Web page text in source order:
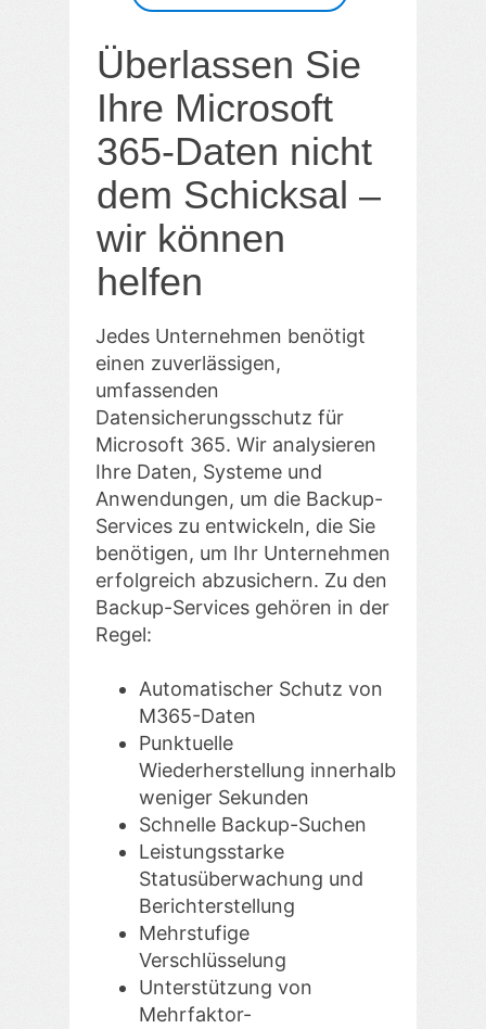
Jedes Unternehmen benötigt
einen zuverlässigen,
umfassenden
Datensicherungsschutz für
Microsoft 365. Wir analysieren
Ihre Daten, Systeme und
Anwendungen, um die Backup-
Services zu entwickeln, die Sie
benötigen, um Ihr Unternehmen
erfolgreich abzusichern. Zu den
Backup-Services gehören in der
Regel:
Automatischer Schutz von
M365-Daten
Punktuelle
Wiederherstellung innerhalb
weniger Sekunden
Schnelle Backup-Suchen
Leistungsstarke
Statusüberwachung und
Berichterstellung
Mehrstufige
Verschlüsselung
Unterstützung von
Mehrfaktor-
Überlassen Sie
Ihre Microsoft
365-Daten nicht
dem Schicksal –
wir können
helfen